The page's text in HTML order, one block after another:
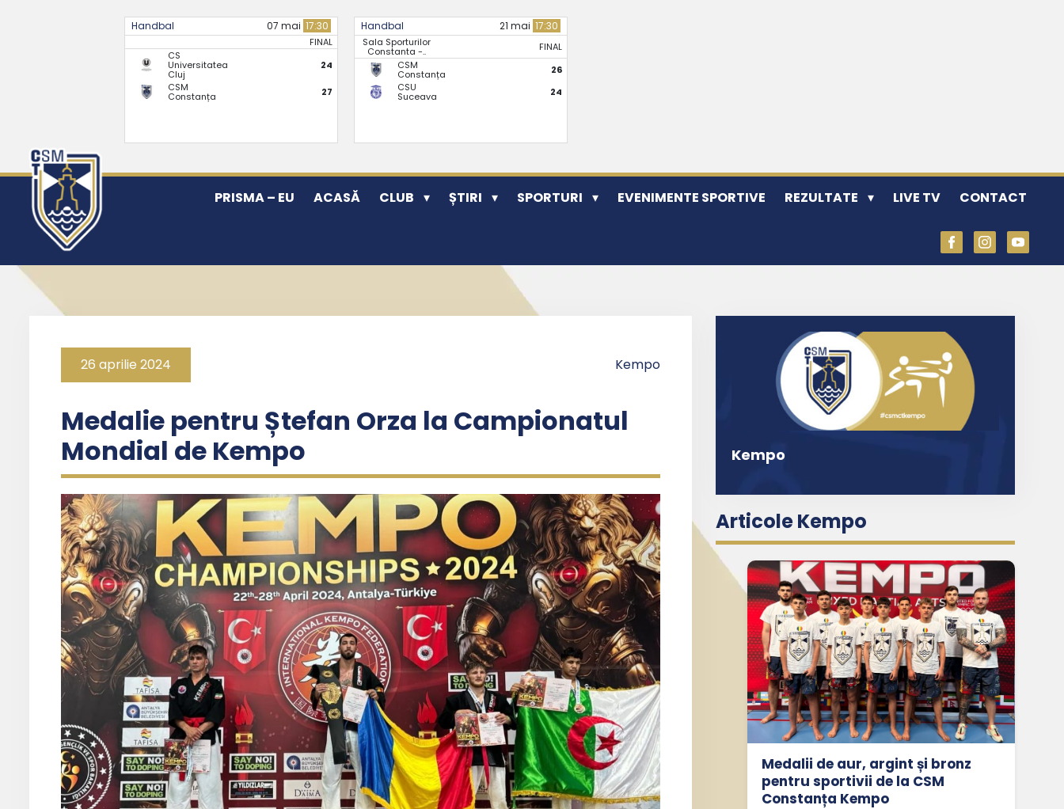
Handbal 07 mai 17:30
FINAL
CS
Universitatea
Cluj
24
CSM
Constanța 27
Handbal 21 mai 17:30
Sala Sporturilor
Constanta -..
FINAL
CSM
Constanța
26
CSU
Suceava 24
PRISMA – EU ACASĂ CLUB ȘTIRI SPORTURI EVENIMENTE SPORTIVE REZULTATE LIVE TV CONTACT
26 aprilie 2024 Kempo
Medalie pentru Ștefan Orza la Campionatul
Mondial de Kempo
Kempo
Articole Kempo
Medalii de aur, argint și bronz
pentru sportivii de la CSM
Constanța Kempo